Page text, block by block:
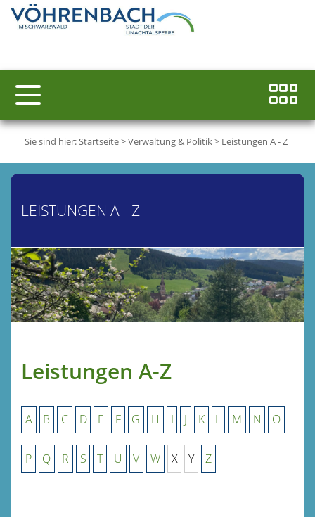
Sie sind hier:Startseite>Verwaltung & Politik> Leistungen A - Z
LEISTUNGEN A - Z
Leistungen A-Z
A B C D E F G H I J K L M N O
P Q R S T U V W X Y Z